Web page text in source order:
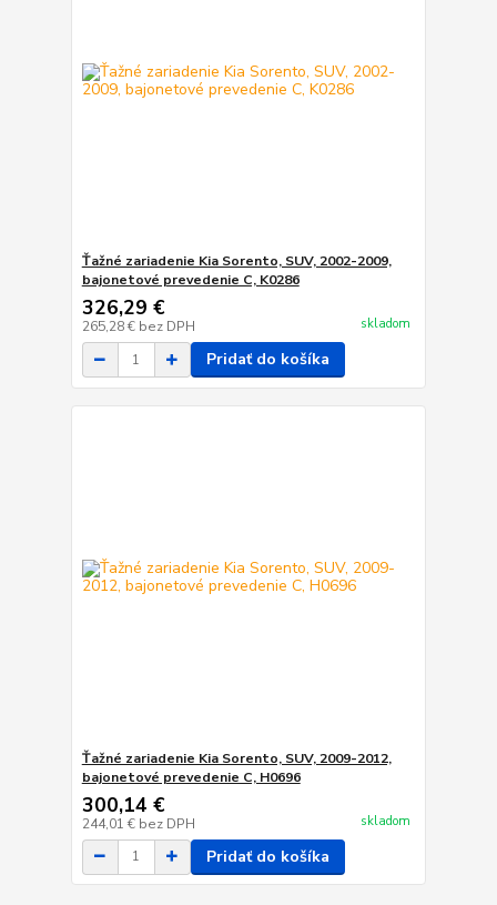
Ťažné zariadenie Kia Sorento, SUV, 2002-2009,
bajonetové prevedenie C, K0286
326,29 €
265,28 € bez DPH skladom
Pridať do košíka
Ťažné zariadenie Kia Sorento, SUV, 2009-2012,
bajonetové prevedenie C, H0696
300,14 €
244,01 € bez DPH skladom
Pridať do košíka